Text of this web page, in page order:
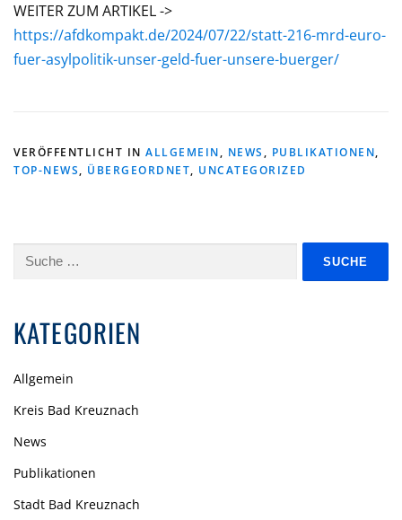
WEITER ZUM ARTIKEL ->
https://afdkompakt.de/2024/07/22/statt-216-mrd-euro-
fuer-asylpolitik-unser-geld-fuer-unsere-buerger/
VERÖFFENTLICHT IN ALLGEMEIN, NEWS , PUBLIKATIONEN,
TOP-NEWS, ÜBERGEORDNET, UNCATEGORIZED
Suche
KATEGORIEN
Allgemein
Kreis Bad Kreuznach
News
Publikationen
Stadt Bad Kreuznach